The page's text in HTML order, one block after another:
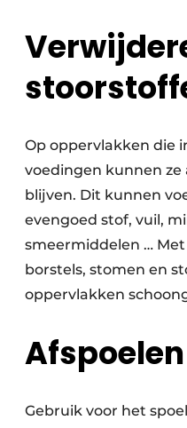
Op oppervlakken die
voedingen kunnen
blijven. Dit kunnen
evengoed stof, vuil,
smeermiddelen …
borstels, stomen en
oppervlakken
Afspoelen
Gebruik voor het